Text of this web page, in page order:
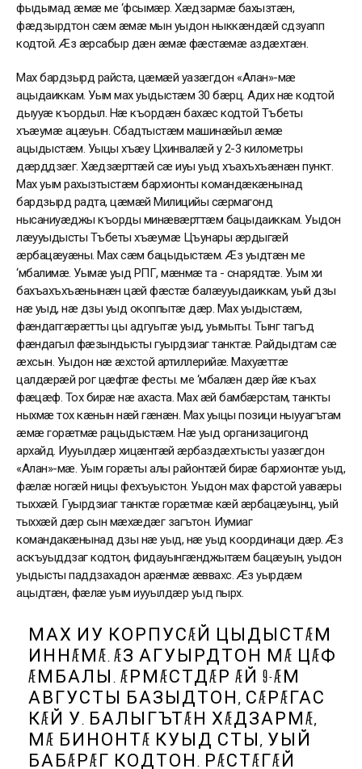
фыдымад æмæ ме ‘фсымæр. Хæдзармæ бахызтæн,
фæдзырдтон сæм æмæ мын уыдон ныккæндæй сдзуапп
кодтой. Æз æрсабыр дæн æмæ фæстæмæ аздæхтæн.
Мах бардзырд райста, цæмæй уазæгдон «Алан»-мæ
ацыдаиккам. Уым мах уыдыстæм 30 бæрц. Адих нæ кодтой
дыууæ къордыл. Нæ къордæн бахæс кодтой Тъбеты
хъæумæ ацæуын. Сбадтыстæм машинæйыл æмæ
ацыдыстæм. Уыцы хъæу Цхинвалæй у 2-3 километры
дæрддзæг. Хæдзæрттæй сæ иуы уыд хъахъхъæнæн пункт.
Мах уым рахызтыстæм бархионты командæкæнынад
бардзырд радта, цæмæй Милицийы сæрмагонд
нысаниуæджы къорды минæвæрттæм бацыдаиккам. Уыдон
лæууыдысты Тъбеты хъæумæ Цъунары æрдыгæй
æрбацæуæны. Мах сæм бацыдыстæм. Æз уыдтæн ме
‘мбалимæ. Уымæ уыд РПГ, мæнмæ та - снарядтæ. Уым хи
бахъахъхъæнынæн цæй фæстæ балæууыдаиккам, уый дзы
нæ уыд, нæ дзы уыд окоппытæ дæр. Мах уыдыстæм,
фæндаггæрæтты цы адгуытæ уыд, уымыты. Тынг тагъд
фæндагыл фæзындысты гуырдзиаг танктæ. Райдыдтам сæ
æхсын. Уыдон нæ æхстой артиллерийæ. Махуæттæ
цалдæрæй рог цæфтæ фесты. ме ‘мбалæн дæр йæ къах
фæцæф. Тох бирæ нæ ахаста. Мах æй бамбæрстам, танкты
ныхмæ тох кæнын нæй гæнæн. Мах уыцы позици ныууагътам
æмæ горæтмæ рацыдыстæм. Нæ уыд организацигонд
архайд. Иууылдæр хицæнтæй æрбаздæхтысты уазæгдон
«Алан»-мæ. Уым горæты алы районтæй бирæ бархионтæ уыд,
фæлæ ногæй ницы фехъуыстон. Уыдон мах фарстой уавæры
тыххæй. Гуырдзиаг танктæ горæтмæ кæй æрбацæуынц, уый
тыххæй дæр сын мæхæдæг загътон. Иумиаг
командакæнынад дзы нæ уыд, нæ уыд координаци дæр. Æз
аскъуыддзаг кодтон, фидауынгæнджытæм бацæуын, уыдон
уыдысты паддзахадон арæнмæ æввахс. Æз уырдæм
ацыдтæн, фæлæ уым иууылдæр уыд пырх.
МАХ ИУ КОРПУСÆЙ ЦЫДЫСТÆМ
ИННÆМÆ. ÆЗ АГУЫРДТОН МÆ ЦÆФ
ÆМБАЛЫ. ÆРМÆСТДÆР ÆЙ 9-ÆМ
АВГУСТЫ БАЗЫДТОН, СÆРÆГАС
КÆЙ У. БАЛЫГЪТÆН ХÆДЗАРМÆ,
МÆ БИНОНТÆ КУЫД СТЫ, УЫЙ
БАБÆРÆГ КОДТОН. РÆСТÆГÆЙ